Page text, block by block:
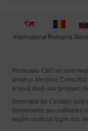
International Romania
Produsele CBD nu sunt
vindeca afecțiuni.
o nouă dietă sau program
Semințele de Canabis sunt
Germinarea sau cultivarea
rugăm verificați legile dvs.